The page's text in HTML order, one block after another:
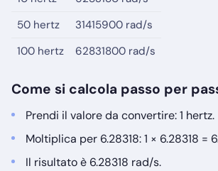
50 hertz
31415900 rad/s
100 hertz
62831800 rad/s
Come si calcola passo per
Prendi il valore da convertire: 1 hertz.
Moltiplica per 6.28318: 1 × 6.28318 =
Il risultato è 6.28318 rad/s.